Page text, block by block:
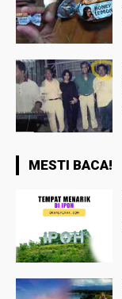
MESTI BACA!